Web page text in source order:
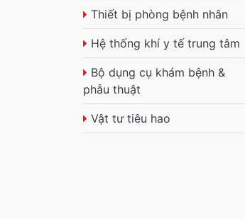
Thiết bị phòng bệnh nhân
Hệ thống khí y tế trung tâm
Bộ dụng cụ khám bệnh &
phẫu thuật
Vật tư tiêu hao